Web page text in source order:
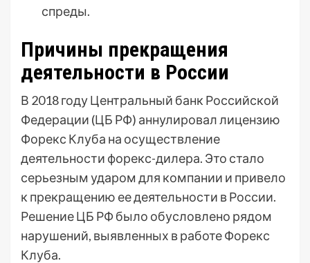
спреды.
Причины прекращения
деятельности в России
В 2018 году Центральный банк Российской
Федерации (ЦБ РФ) аннулировал лицензию
Форекс Клуба на осуществление
деятельности форекс-дилера. Это стало
серьезным ударом для компании и привело
к прекращению ее деятельности в России.
Решение ЦБ РФ было обусловлено рядом
нарушений, выявленных в работе Форекс
Клуба.